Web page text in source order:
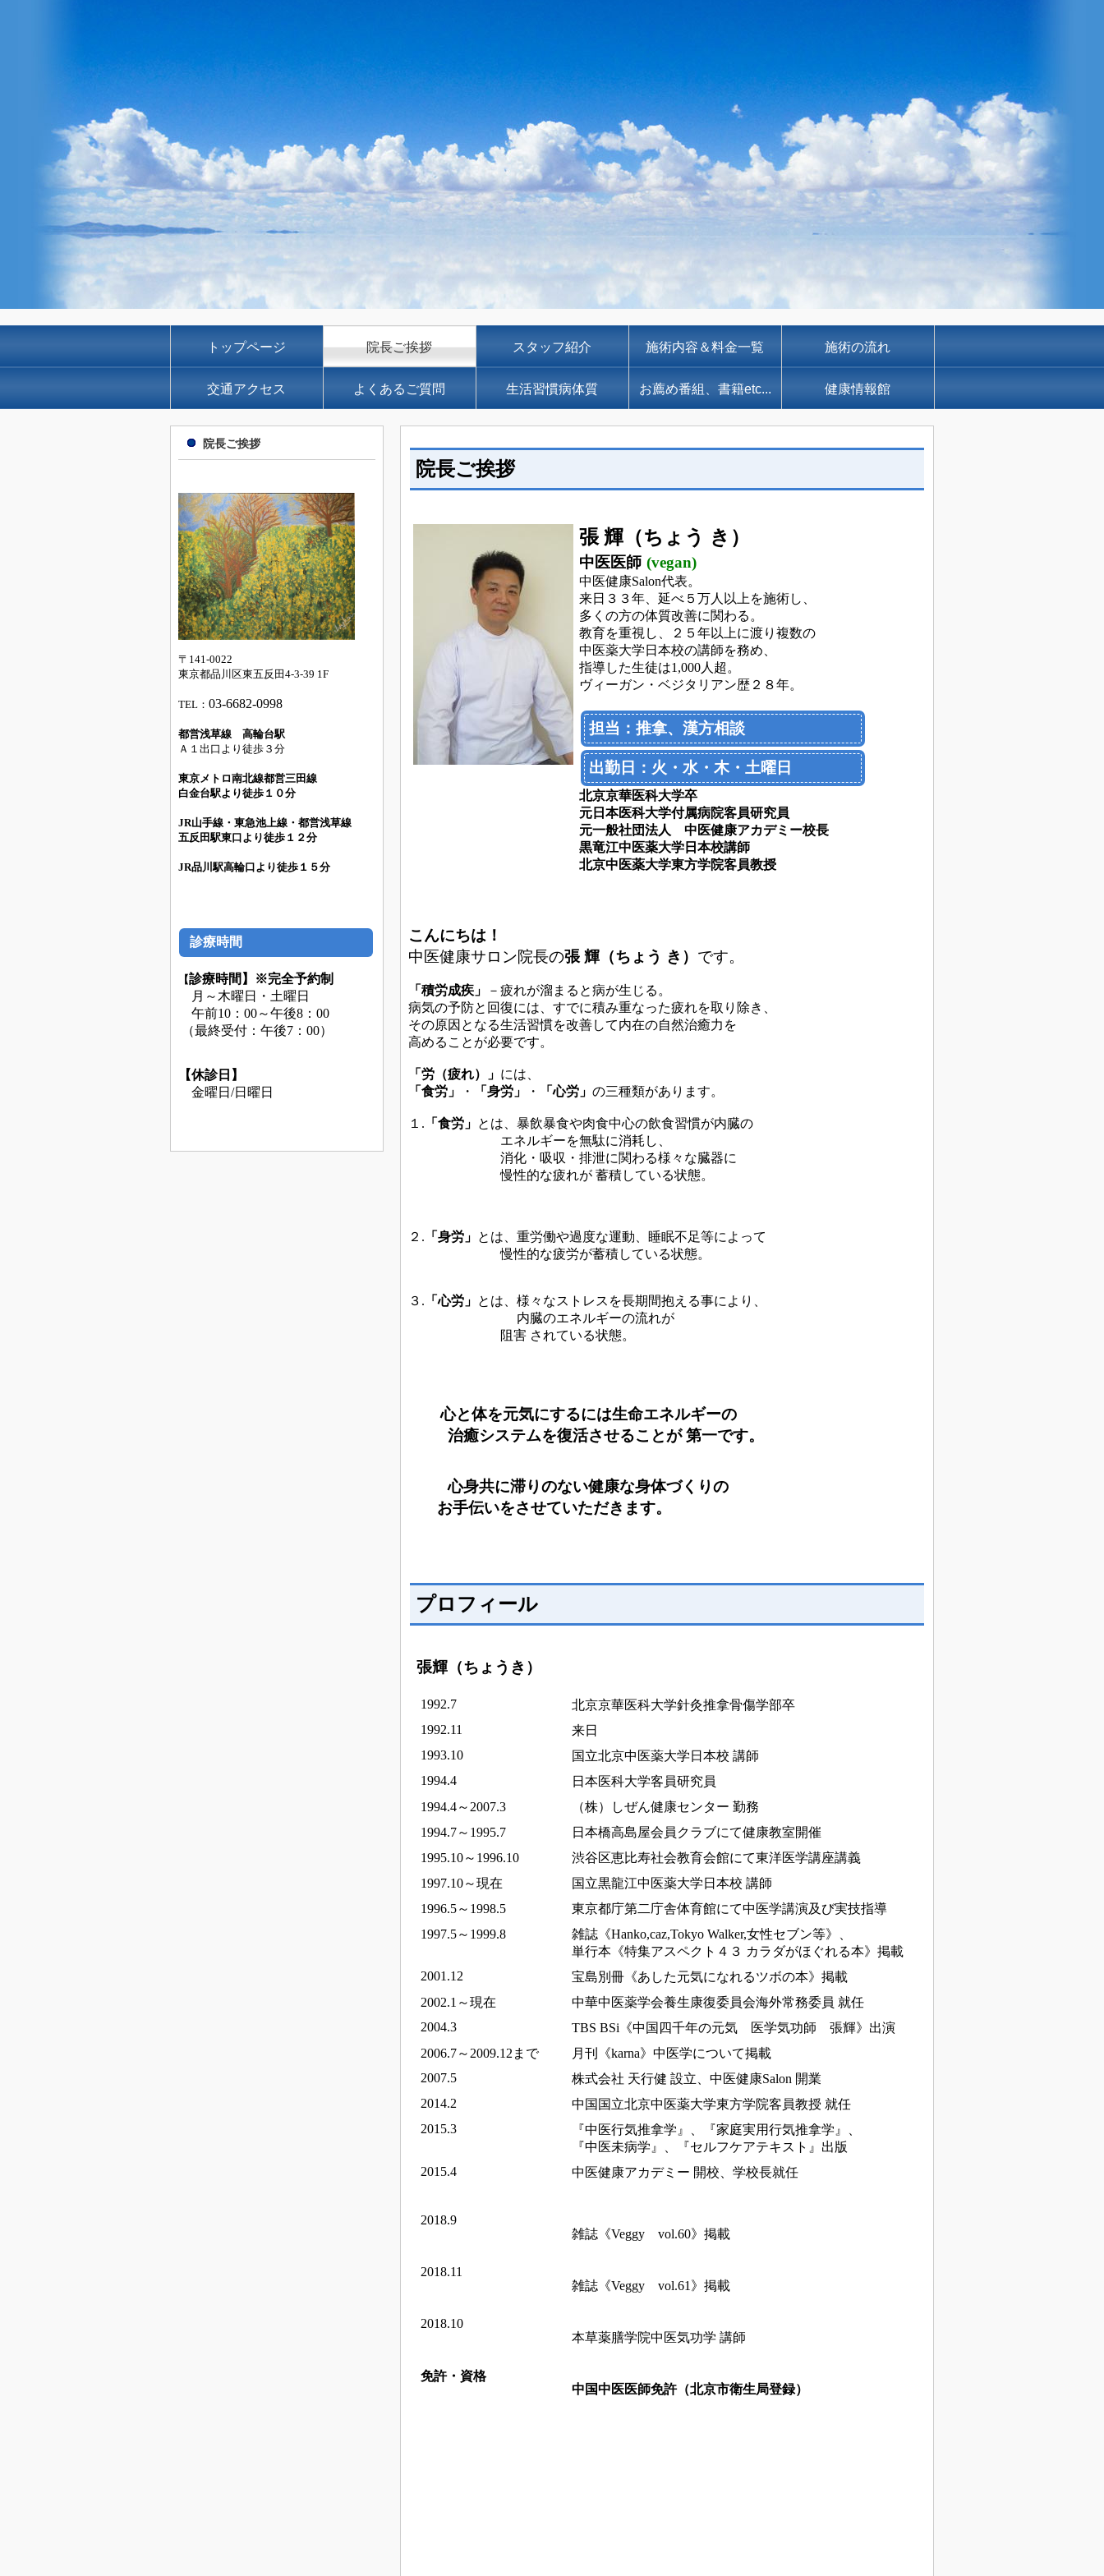
トップページ 院長ご挨拶 スタッフ紹介 施術内容＆料金一覧 施術の流れ
交通アクセス よくあるご質問 生活習慣病体質 お薦め番組、書籍etc... 健康情報館
院長ご挨拶
張 輝（ちょう き）
中医医師 (vegan)
中医健康Salon代表。
来日３３年、延べ５万人以上を施術し、
多くの方の体質改善に関わる。
教育を重視し、２５年以上に渡り複数の
中医薬大学日本校の講師を務め、
指導した生徒は1,000人超。
ヴィーガン・ベジタリアン歴２８年。
担当：推拿、漢方相談
出勤日：火・水・木・土曜日
北京京華医科大学卒
元日本医科大学付属病院客員研究員
元一般社団法人 中医健康アカデミー校長
黒竜江中医薬大学日本校講師
北京中医薬大学東方学院客員教授
こんにちは！
中医健康サロン院長の張 輝（ちょう き） です。
「積労成疾」
－疲れが溜まると病が生じる。
病気の予防と回復には、すでに積み重なった疲れを取り除き、
その原因となる生活習慣を改善して内在の自然治癒力を
高めることが必要です。
「労（疲れ）」 には、
「 食労」 ・ 「身労」 ・ 「心労」 の三種類があります。
１. 「食労」 とは、暴飲暴食や肉食中心の飲食習慣が内臓の
エネルギーを無駄に消耗し、
消化・吸収・ 排泄に関わる様々な臓器に
慢性的な疲れが 蓄積している状態。
２. 「身労」 とは、重労働や過度な運動、睡眠不足等によって
慢性的な疲労が蓄積している状態。
３. 「心労」 とは、様々なストレスを長期間抱える事により、
内臓のエネルギーの流れが
阻害 されている状態。
心と体を元気にするには生命エネルギーの
治癒システムを復活させることが 第一です。
心身共に滞りのない健康な身体づくりの
お手伝いをさせていただきます。
プロフィール
張輝（ちょうき）
1992.7
北京京華医科大学針灸推拿骨傷学部卒
1992.11
来日
1993.10
国立北京中医薬大学日本校 講師
1994.4
日本医科大学客員研究員
1994.4～2007.3
（株）しぜん健康センター 勤務
1994.7～1995.7
日本橋高島屋会員クラブにて健康教室開催
1995.10～1996.10
渋谷区恵比寿社会教育会館にて東洋医学講座講義
1997.10～現在
国立黒龍江中医薬大学日本校 講師
1996.5～1998.5
東京都庁第二庁舎体育館にて中医学講演及び実技指導
1997.5～1999.8
雑誌《Hanko,caz,Tokyo Walker,女性セブン等》、
単行本《特集アスペクト４３ カラダがほぐれる本》掲載
2001.12
宝島別冊《あした元気になれるツボの本》掲載
2002.1～現在
中華中医薬学会養生康復委員会海外常務委員 就任
2004.3
TBS BSi《中国四千年の元気 医学気功師 張輝》出演
2006.7～2009.12まで
月刊《karna》中医学について掲載
2007.5
株式会社 天行健 設立、中医健康Salon 開業
2014.2
中国国立北京中医薬大学東方学院客員教授 就任
2015.3
『中医行気推拿学』、『家庭実用行気推拿学』、
『中医未病学』、『セルフケアテキスト』出版
2015.4
中医健康アカデミー 開校、学校長就任
2018.9
雑誌《Veggy vol.60》掲載
2018.11
雑誌《Veggy vol.61》掲載
2018.10
本草薬膳学院中医気功学 講師
免許・資格
中国中医医師免許（北京市衛生局登録）
院長ご挨拶
〒141-0022
東京都品川区東五反田4-3-39 1F
TEL： 03-6682-0998
都営浅草線 高輪台駅
Ａ１出口より徒歩３分
東京メトロ南北線都営三田線
白金台駅より徒歩１０分
JR山手線・東急池上線・都営浅草線
五反田駅東口より徒歩１２分
JR品川駅高輪口より徒歩１５分
診療時間
【診療時間】
※完全予約制
月～木曜日・土曜日
午前10：00～午後8：00
（最終受付：午後7：00）
【休診日】
金曜日/日曜日